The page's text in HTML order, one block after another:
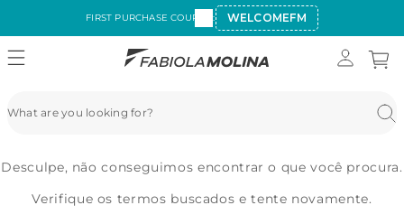
FIRST PURCHASE COUPON: WELCOMEFM
Desculpe, não conseguimos encontrar o que você procura.
Verifique os termos buscados e tente novamente.